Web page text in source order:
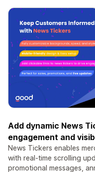
Add dynamic News
engagement and
News Tickers enables
with real-time scrolling
promotional messages,